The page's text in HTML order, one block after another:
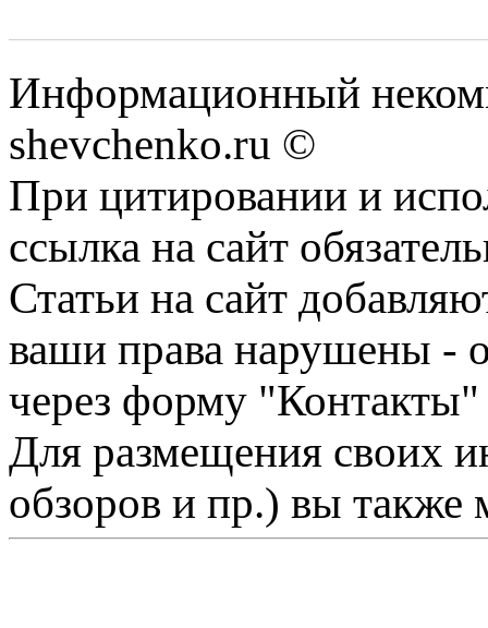
Информационный
shevchenko.ru ©
При цитировании и
ссылка на сайт
Статьи на сайт
ваши права нарушены -
через форму "Контакты"
Для размещения своих
обзоров и пр.) вы также